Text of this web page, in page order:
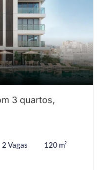
3 quartos,
2 Vagas 120 m²